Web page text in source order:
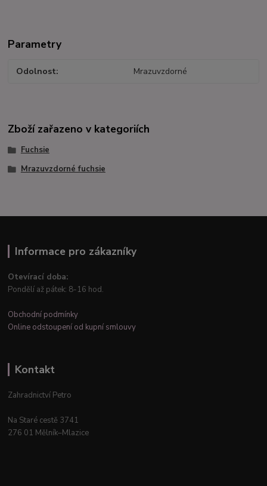
Parametry
Odolnost Mrazuvzdorné
Zboží zařazeno v kategoriích
Fuchsie
Mrazuvzdorné fuchsie
Informace pro zákazníky
Otevírací doba:
Pondělí až pátek: 8-16 hod.
Obchodní podmínky
Online odstoupení od kupní smlouvy
Kontakt
Zahradnictví Petro
Na Staré cestě 3741
276 01 Mělník–Mlazice